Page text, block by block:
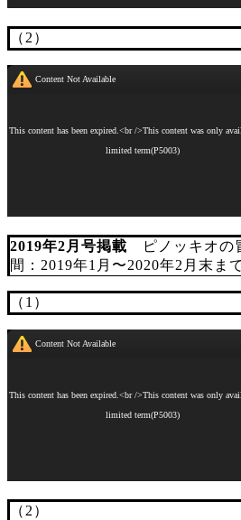
（2）
2019年2月号掲載 ピノッキオの
間：2019年1月〜2020年2月末まで
（1）
（2）